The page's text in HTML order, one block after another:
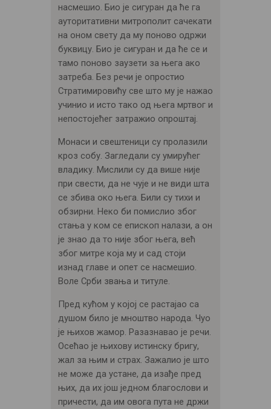
насмешио. Био је сигуран да ће га
ауторитативни митрополит сачекати
на оном свету да му поново одржи
буквицу. Био је сигуран и да ће се и
тамо поново заузети за њега ако
затреба. Без речи је опростио
Стратимировићу све што му је нажао
учинио и исто тако од њега мртвог и
непостојећег затражио опроштај.
Монаси и свештеници су пролазили
кроз собу. Загледали су умирућег
владику. Мислили су да више није
при свести, да не чује и не види шта
се збива око њега. Били су тихи и
обзирни. Неко би помислио због
стања у ком се епископ налази, а он
је знао да то није због њега, већ
због митре која му и сад стоји
изнад главе и опет се насмешио.
Воле Срби звања и титуле.
Пред кућом у којој се растајао са
душом било је мноштво народа. Чуо
је њихов жамор. Разазнавао је речи.
Осећао је њихову истинску бригу,
жал за њим и страх. Зажалио је што
не може да устане, да изађе пред
њих, да их још једном благослови и
причести, да им овога пута не држи